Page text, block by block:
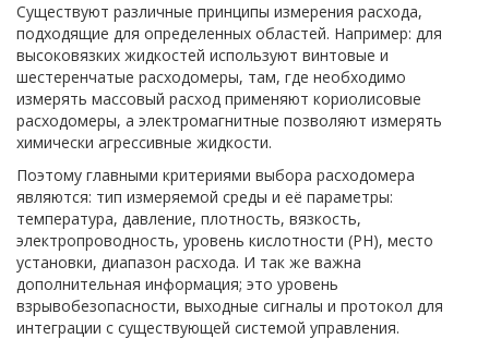
Существуют различные принципы измерения расхода,
подходящие для определенных областей. Например: для
высоковязких жидкостей используют винтовые и
шестеренчатые расходомеры, там, где необходимо
измерять массовый расход применяют кориолисовые
расходомеры, а электромагнитные позволяют измерять
химически агрессивные жидкости.
Поэтому главными критериями выбора расходомера
являются: тип измеряемой среды и её параметры:
температура, давление, плотность, вязкость,
электропроводность, уровень кислотности (PH), место
установки, диапазон расхода. И так же важна
дополнительная информация; это уровень
взрывобезопасности, выходные сигналы и протокол для
интеграции с существующей системой управления.